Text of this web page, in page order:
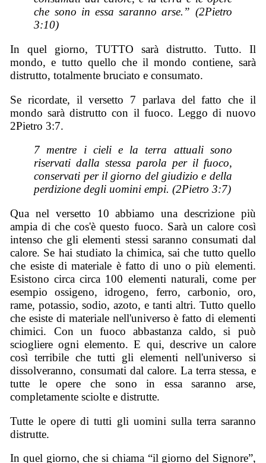
che sono in essa saranno arse.” (2Pietro
3:10)
In quel giorno, TUTTO sarà distrutto. Tutto. Il
mondo, e tutto quello che il mondo contiene, sarà
distrutto, totalmente bruciato e consumato.
Se ricordate, il versetto 7 parlava del fatto che il
mondo sarà distrutto con il fuoco. Leggo di nuovo
2Pietro 3:7.
7 mentre i cieli e la terra attuali sono
riservati dalla stessa parola per il fuoco,
conservati per il giorno del giudizio e della
perdizione degli uomini empi. (2Pietro 3:7)
Qua nel versetto 10 abbiamo una descrizione più
ampia di che cos'è questo fuoco. Sarà un calore così
intenso che gli elementi stessi saranno consumati dal
calore. Se hai studiato la chimica, sai che tutto quello
che esiste di materiale è fatto di uno o più elementi.
Esistono circa circa 100 elementi naturali, come per
esempio ossigeno, idrogeno, ferro, carbonio, oro,
rame, potassio, sodio, azoto, e tanti altri. Tutto quello
che esiste di materiale nell'universo è fatto di elementi
chimici. Con un fuoco abbastanza caldo, si può
sciogliere ogni elemento. E qui, descrive un calore
così terribile che tutti gli elementi nell'universo si
dissolveranno, consumati dal calore. La terra stessa, e
tutte le opere che sono in essa saranno arse,
completamente sciolte e distrutte.
Tutte le opere di tutti gli uomini sulla terra saranno
distrutte.
In quel giorno, che si chiama “il giorno del Signore”,